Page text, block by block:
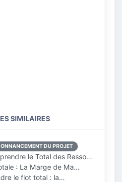
SIMILAIRES
DU PROJET
le Total des Resso…
: La Marge de Ma…
le flot total : la…